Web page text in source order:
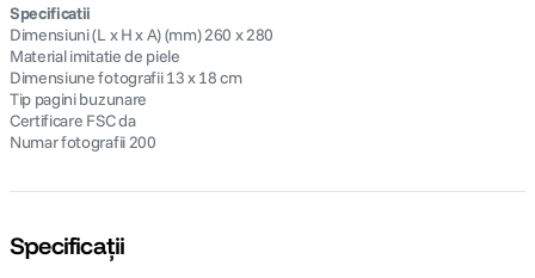
Specificatii
Dimensiuni (L x H x A) (mm) 260 x 280
Material imitatie de piele
Dimensiune fotografii 13 x 18 cm
Tip pagini buzunare
Certificare FSC da
Numar fotografii 200
Specificații